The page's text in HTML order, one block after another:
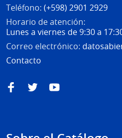
Teléfono: (+598) 2901 2929
Horario de atención:
Lunes a viernes de 9:30 a
Correo electrónico:
Contacto
FacebookTwitterYouTube